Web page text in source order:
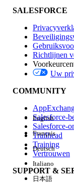
Invloed op
Edition
Ervaring
SALESFORCE
Richtlijnen
Uw
COMMUNITY
Salesforce-
Salesforce-
Trailhead
Training
Vertrouwen
SUPPORT &
English
Français
Deutsch
Italiano
日本語